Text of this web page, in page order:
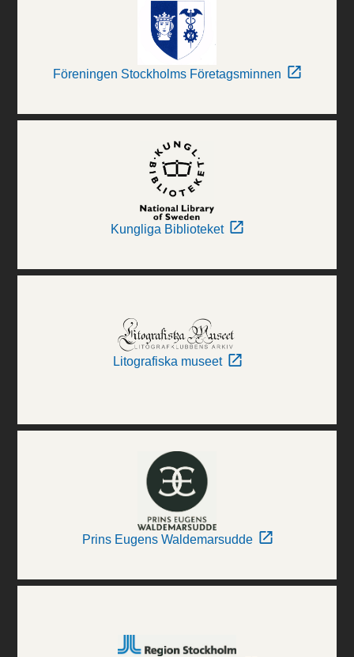
Föreningen Stockholms Företagsminnen
Kungliga Biblioteket
Litografiska museet
Prins Eugens Waldemarsudde